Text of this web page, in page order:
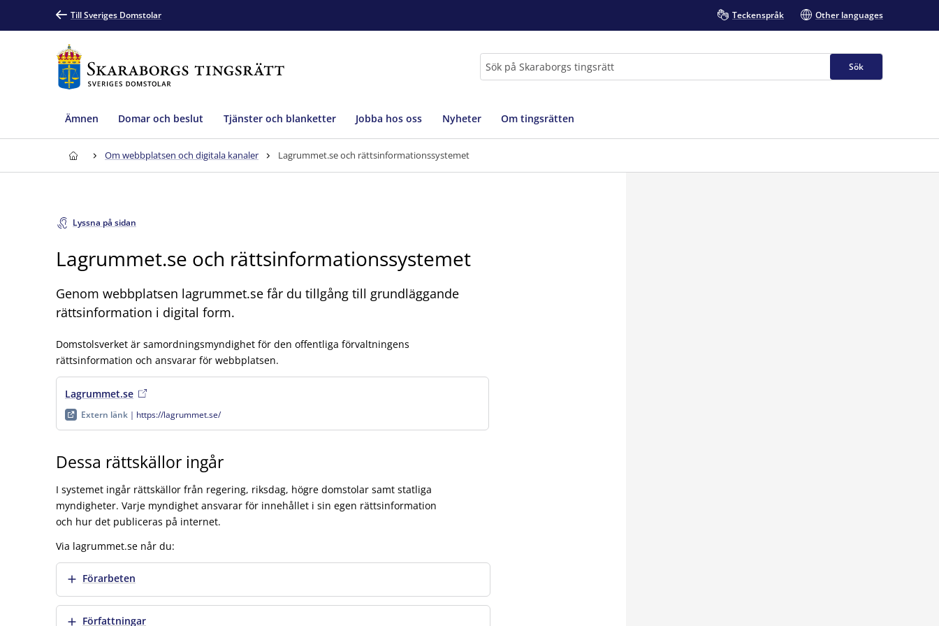
Till Sveriges Domstolar Teckenspråk Other languages
Sök
Ämnen Domar och beslut Tjänster och blanketter Jobba hos oss Nyheter Om tingsrätten
Om webbplatsen och digitala kanaler Lagrummet.se och rättsinformationssystemet
Lyssna på sidan
Lagrummet.se och rättsinformationssystemet
Genom webbplatsen lagrummet.se får du tillgång till grundläggande
rättsinformation i digital form.
Domstolsverket är samordningsmyndighet för den offentliga förvaltningens
rättsinformation och ansvarar för webbplatsen.
Lagrummet.se , extern länk
Extern länk https://lagrummet.se/
Dessa rättskällor ingår
I systemet ingår rättskällor från regering, riksdag, högre domstolar samt statliga
myndigheter. Varje myndighet ansvarar för innehållet i sin egen rättsinformation
och hur det publiceras på internet.
Via lagrummet.se når du:
Visa merFörarbeten
Visa merFörfattningar